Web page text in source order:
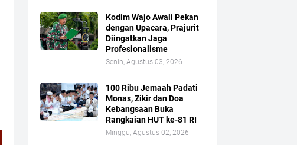
Kodim Wajo Awali Pekan
dengan Upacara, Prajurit
Diingatkan Jaga
Profesionalisme
Senin, Agustus 03, 2026
100 Ribu Jemaah Padati
Monas, Zikir dan Doa
Kebangsaan Buka
Rangkaian HUT ke-81 RI
Minggu, Agustus 02, 2026